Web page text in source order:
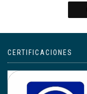
CERTIFICACIONES